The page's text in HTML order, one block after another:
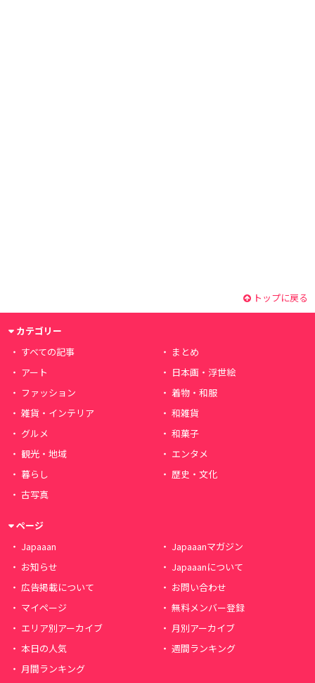
トップに戻る
カテゴリー
すべての記事
まとめ
アート
日本画・浮世絵
ファッション
着物・和服
雑貨・インテリア
和雑貨
グルメ
和菓子
観光・地域
エンタメ
暮らし
歴史・文化
古写真
ページ
Japaaan
Japaaanマガジン
お知らせ
Japaaanについて
広告掲載について
お問い合わせ
マイページ
無料メンバー登録
エリア別アーカイブ
月別アーカイブ
本日の人気
週間ランキング
月間ランキング